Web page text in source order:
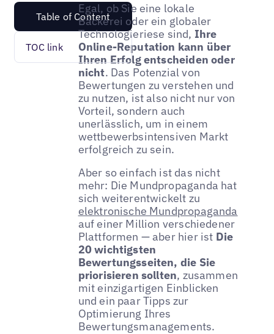
Table of Content
TOC link
Egal, ob Sie eine lokale
Bäckerei oder ein globaler
Technologieriese sind, Ihre
Online-Reputation kann über
Ihren Erfolg entscheiden oder
nicht. Das Potenzial von
Bewertungen zu verstehen und
zu nutzen, ist also nicht nur von
Vorteil, sondern auch
unerlässlich, um in einem
wettbewerbsintensiven Markt
erfolgreich zu sein.
Aber so einfach ist das nicht
mehr: Die Mundpropaganda hat
sich weiterentwickelt zu
elektronische Mundpropaganda
auf einer Million verschiedener
Plattformen — aber hier ist Die
20 wichtigsten
Bewertungsseiten, die Sie
priorisieren sollten, zusammen
mit einzigartigen Einblicken
und ein paar Tipps zur
Optimierung Ihres
Bewertungsmanagements.